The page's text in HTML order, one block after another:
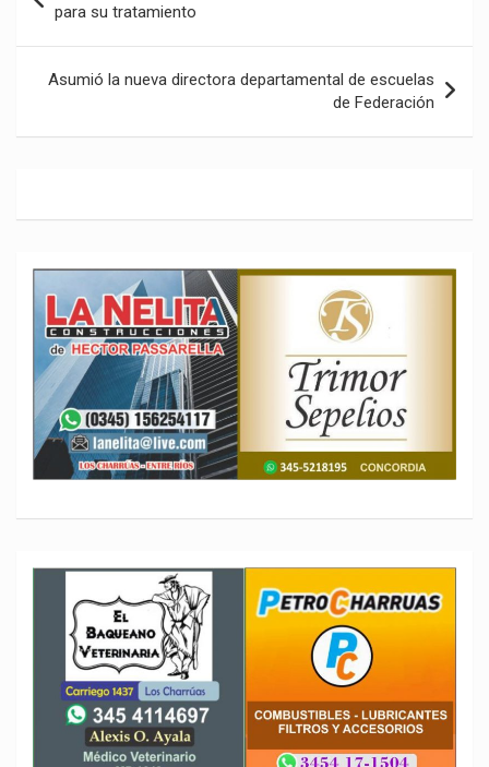
de
entradas
para su tratamiento
Asumió la nueva directora departamental de escuelas
de Federación